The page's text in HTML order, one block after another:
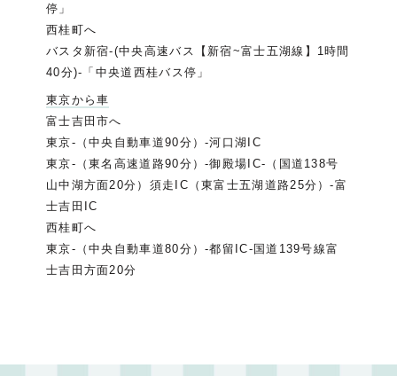
停」
西桂町へ
バスタ新宿-(中央高速バス【新宿~富士五湖線】1時間
40分)-「中央道西桂バス停」
東京から車
富士吉田市へ
東京-（中央自動車道90分）-河口湖IC
東京-（東名高速道路90分）-御殿場IC-（国道138号
山中湖方面20分）須走IC（東富士五湖道路25分）-富
士吉田IC
西桂町へ
東京-（中央自動車道80分）-都留IC-国道139号線富
士吉田方面20分